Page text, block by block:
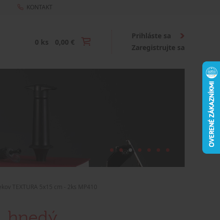
KONTAKT
0 ks 0,00 €
Prihláste sa
Zaregistrujte sa